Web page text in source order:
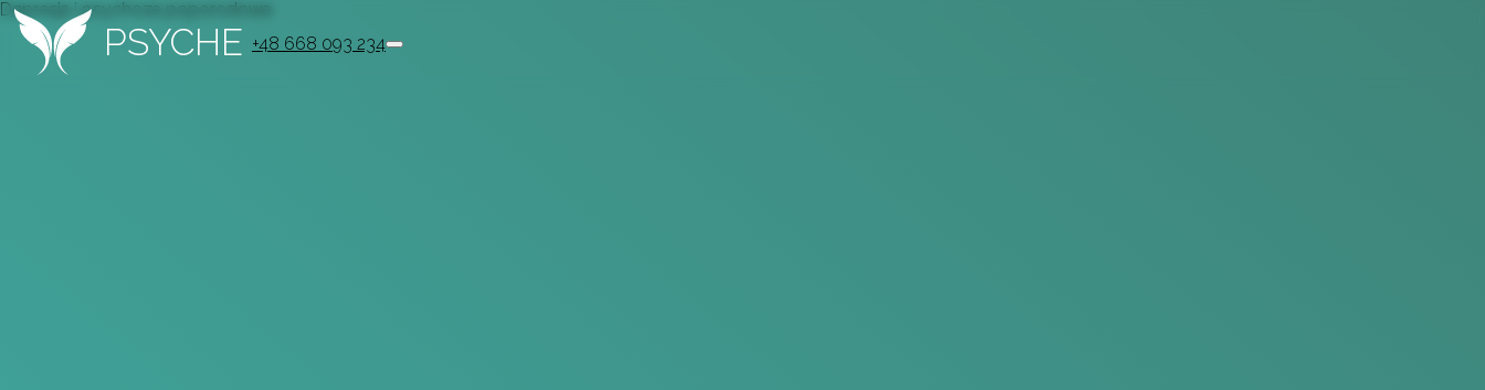
PSYCHE +48 668 093 234
Depresja i psychoza poporodowa